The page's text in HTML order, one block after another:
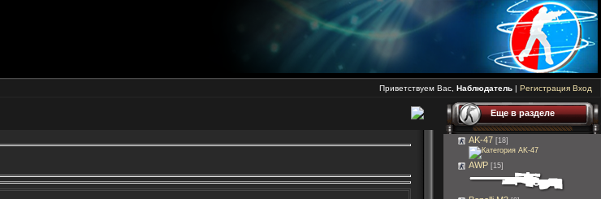
Приветствуем Вас, Наблюдатель | Регистрация Вход
Еще в разделе
AK-47 [18]
AWP [15]